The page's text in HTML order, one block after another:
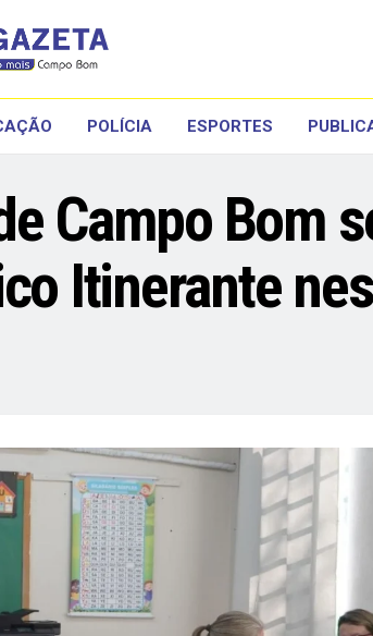
POLÍCIA ESPORTES
Campo Bom
Itinerante